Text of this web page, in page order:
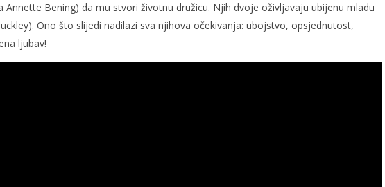
Annette Bening) da mu stvori životnu družicu. Njih dvoje oživljavaju ubijenu mladu
Ono što slijedi nadilazi sva njihova očekivanja: ubojstvo, opsjednutost,
ljubav!